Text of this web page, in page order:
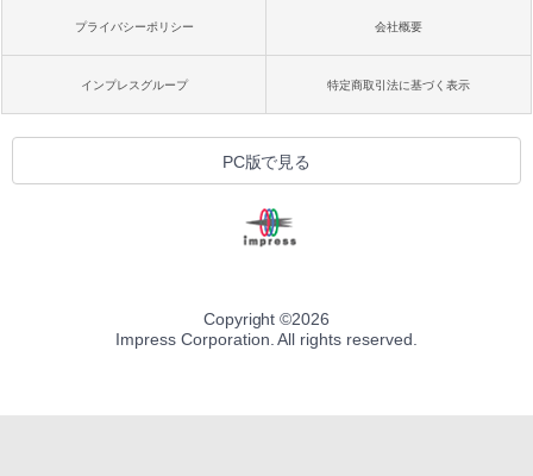
プライバシーポリシー 会社概要
インプレスグループ 特定商取引法に基づく表示
PC版で見る
Copyright ©2026
Impress Corporation. All rights reserved.